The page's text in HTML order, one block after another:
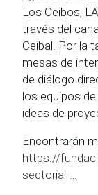
Los Ceibos,
través del
Ceibal. Por la
mesas de
de diálogo
los equipos
ideas de
Encontrarán
https://
sectorial-…